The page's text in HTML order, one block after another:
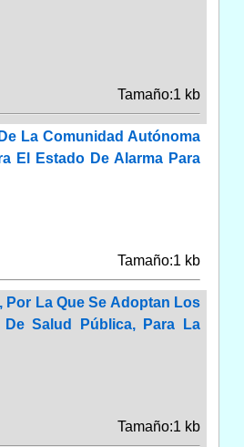
Tamaño:1 kb
La Comunidad Autónoma
El Estado De Alarma Para
Tamaño:1 kb
Por La Que Se Adoptan Los
Salud Pública, Para La
Tamaño:1 kb